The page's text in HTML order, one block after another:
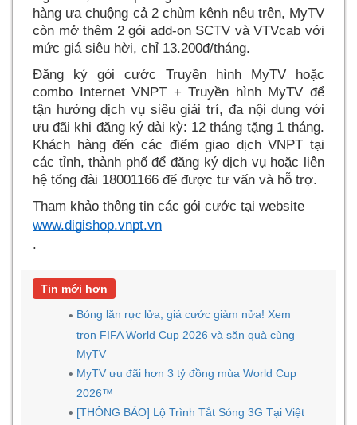
hàng ưa chuộng cả 2 chùm kênh nêu trên, MyTV
còn mở thêm 2 gói add-on SCTV và VTVcab với
mức giá siêu hời, chỉ 13.200đ/tháng.
Đăng ký gói cước Truyền hình MyTV hoặc
combo Internet VNPT + Truyền hình MyTV để
tận hưởng dịch vụ siêu giải trí, đa nội dung với
ưu đãi khi đăng ký dài kỳ: 12 tháng tặng 1 tháng.
Khách hàng đến các điểm giao dịch VNPT tại
các tỉnh, thành phố để đăng ký dịch vụ hoặc liên
hệ tổng đài 18001166 để được tư vấn và hỗ trợ.
Tham khảo thông tin các gói cước tại website
www.digishop.vnpt.vn
.
Tin mới hơn
Bóng lăn rực lửa, giá cước giảm nửa! Xem
trọn FIFA World Cup 2026 và săn quà cùng
MyTV
MyTV ưu đãi hơn 3 tỷ đồng mùa World Cup
2026™
[THÔNG BÁO] Lộ Trình Tắt Sóng 3G Tại Việt